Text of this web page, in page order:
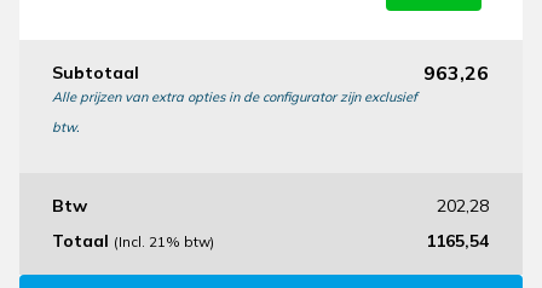
Subtotaal 963,26
Alle prijzen van extra opties in de configurator zijn exclusief
btw.
Btw
202,28
Totaal (Incl. 21% btw) 1165,54